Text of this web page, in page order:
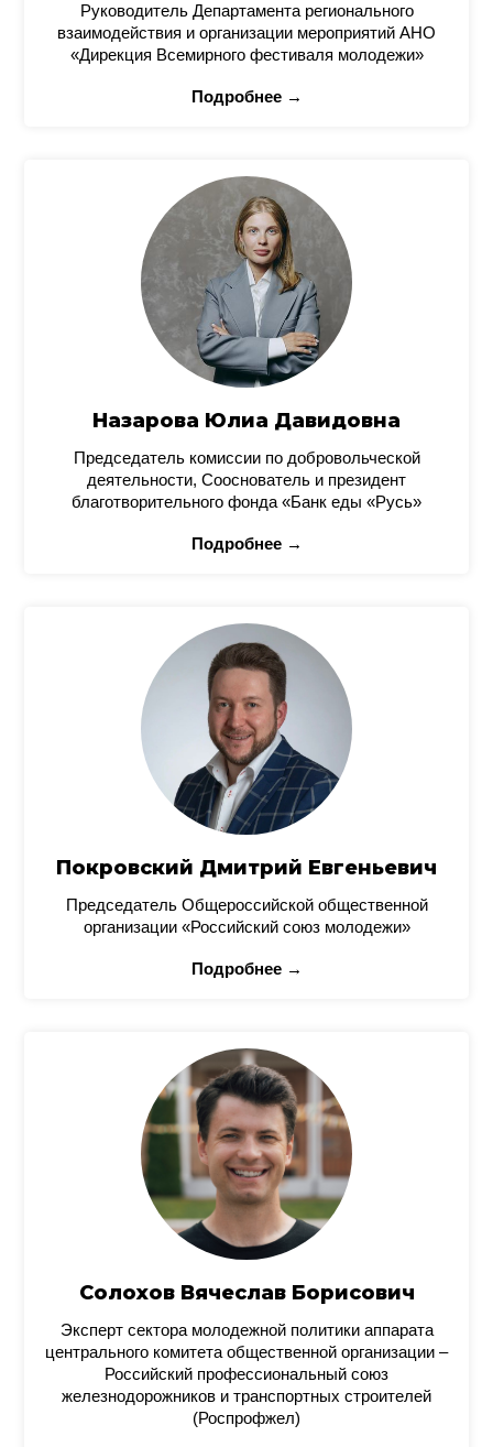
Руководитель Департамента регионального
взаимодействия и организации мероприятий АНО
«Дирекция Всемирного фестиваля молодежи»
Подробнее →
Назарова Юлиа Давидовна
Председатель комиссии по добровольческой
деятельности, Сооснователь и президент
благотворительного фонда «Банк еды «Русь»
Подробнее →
Покровский Дмитрий Евгеньевич
Председатель Общероссийской общественной
организации «Российский союз молодежи»
Подробнее →
Солохов Вячеслав Борисович
Эксперт сектора молодежной политики аппарата
центрального комитета общественной организации –
Российский профессиональный союз
железнодорожников и транспортных строителей
(Роспрофжел)